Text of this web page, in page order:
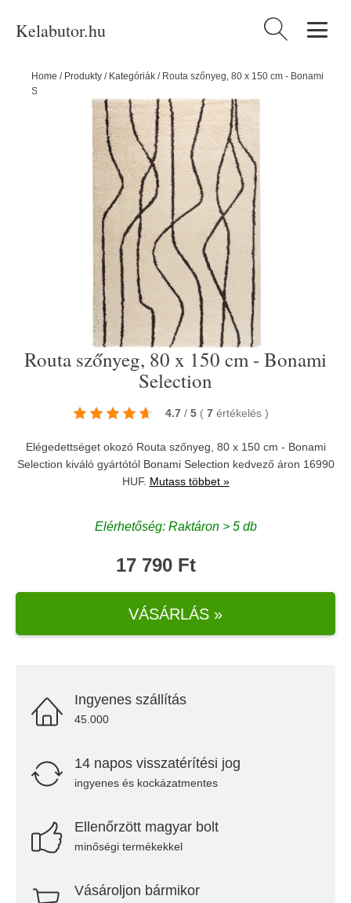
Kelabutor.hu Keresés:
Home / Produkty / Kategóriák / Routa szőnyeg, 80 x 150 cm - Bonami
Selection
Routa szőnyeg, 80 x 150 cm - Bonami
Selection
4.7 / 5 ( 7 értékelés )
Elégedettséget okozó Routa szőnyeg, 80 x 150 cm - Bonami
Selection kiváló gyártótól Bonami Selection kedvező áron 16990
HUF. Mutass többet »
Elérhetőség: Raktáron > 5 db
17 790 Ft
VÁSÁRLÁS »
Ingyenes szállítás
45.000
14 napos visszatérítési jog
ingyenes és kockázatmentes
Ellenőrzött magyar bolt
minőségi termékekkel
Vásároljon bármikor